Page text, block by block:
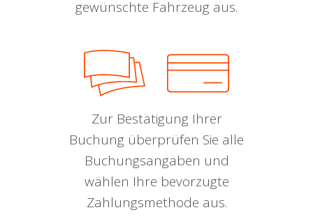
gewünschte Fahrzeug aus.
Zur Bestätigung Ihrer
Buchung überprüfen Sie alle
Buchungsangaben und
wählen Ihre bevorzugte
Zahlungsmethode aus.